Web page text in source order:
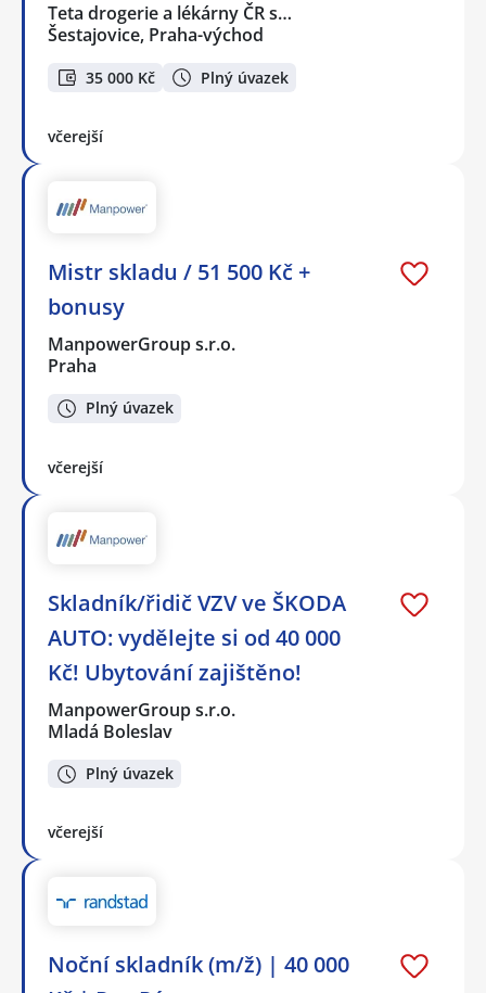
Teta drogerie a lékárny ČR s…
Šestajovice, Praha-východ
35 000 Kč Plný úvazek
včerejší
Mistr skladu / 51 500 Kč +
bonusy
ManpowerGroup s.r.o.
Praha
Plný úvazek
včerejší
Skladník/řidič VZV ve ŠKODA
AUTO: vydělejte si od 40 000
Kč! Ubytování zajištěno!
ManpowerGroup s.r.o.
Mladá Boleslav
Plný úvazek
včerejší
Noční skladník (m/ž) | 40 000